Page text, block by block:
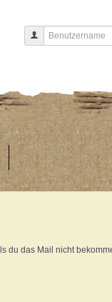
Benutzername
du das Mail nicht